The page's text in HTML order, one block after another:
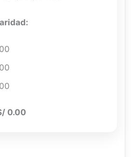
0.00